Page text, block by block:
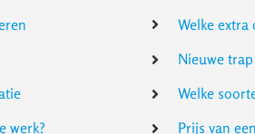
werk?
Welke extra
Nieuwe
Welke
Prijs van